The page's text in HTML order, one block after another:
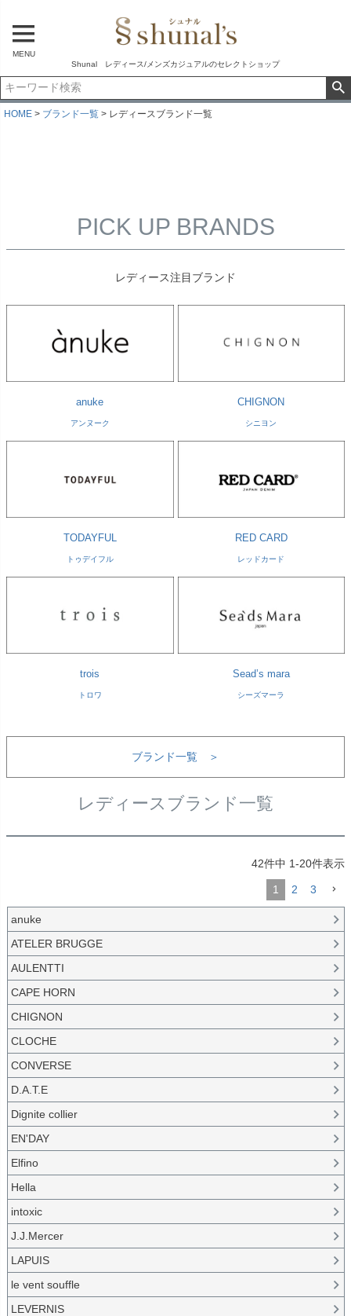
MENU
Shunal レディース/メンズカジュアルのセレクトショップ
HOME ブランド一覧 レディースブランド一覧
PICK UP BRANDS
レディース注目ブランド
anuke
アンヌーク
CHIGNON
シニヨン
TODAYFUL
トゥデイフル
RED CARD
レッドカード
trois
トロワ
Sead’s mara
シーズマーラ
ブランド一覧 ＞
レディースブランド一覧
42件中 1-20件表示
1 2 3
anuke
ATELER BRUGGE
AULENTTI
CAPE HORN
CHIGNON
CLOCHE
CONVERSE
D.A.T.E
Dignite collier
EN'DAY
Elfino
Hella
intoxic
J.J.Mercer
LAPUIS
le vent souffle
LEVERNIS